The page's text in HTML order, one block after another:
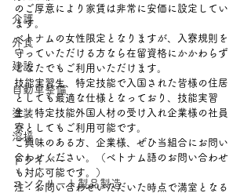
介護
外食
建設
自動車整備
塗装
溶接
ドライバー
コンクリート製品製造
のご厚意により家賃は非常に安価に設定してい
ます。
ベトナムの女性限定となりますが、入寮規則を
守っていただける方なら在留資格にかかわらず
どなたでもご利用いただけます。
技能実習生、特定技能で入国された皆様の住居
としても最適な仕様となっており、技能実習
生・特定技能外国人材の受け入れ企業様の社員
寮としてもご利用可能です。
ご興味のある方、企業様、ぜひ当組合にお問い
合わせください。（ベトナム語のお問い合わせ
も対応可能です。）
注：お問い合わせいただいた時点で満室となる